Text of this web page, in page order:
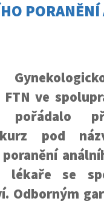
PORANĚNÍ
ve
pořádalo
pod
lékaře se
Odborným